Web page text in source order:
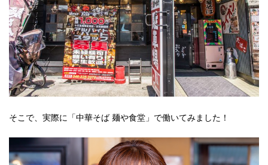
そこで、実際に「中華そば 麺や食堂」で働いてみました！